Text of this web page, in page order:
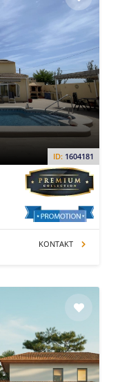
ID: 1604181
KONTAKT